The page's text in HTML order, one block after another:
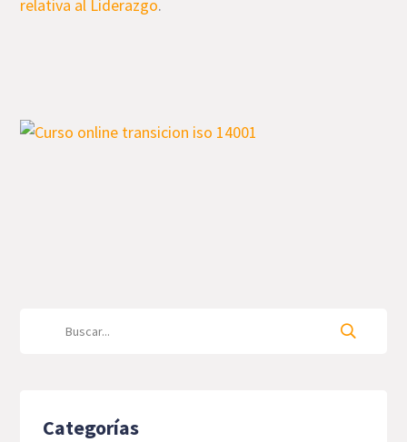
relativa al Liderazgo.
Categorías